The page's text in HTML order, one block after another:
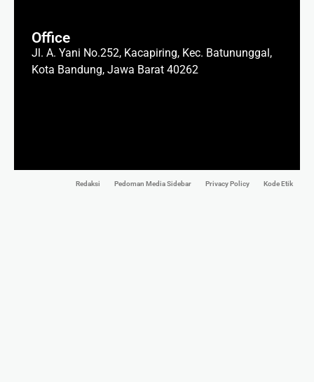
Office
Jl. A. Yani No.252, Kacapiring, Kec. Batununggal,
Kota Bandung, Jawa Barat 40262
Redaksi Pedoman Media Sidebar Privacy Policy Kode Etik